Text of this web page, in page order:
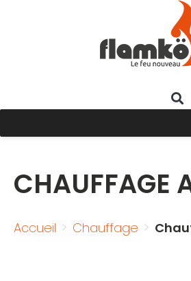
CHAUFFAGE
Accueil Chauffage